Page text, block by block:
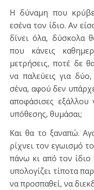
Η δύναμη που
εσένα τον ίδιο. Αν
δίνει όλα, δύσκολα
που κάνεις
μετρήσεις, ποτέ δε
να παλεύεις για
σένα, αφού δεν
αποφάσισες
υπόθεσης, θυμάσαι;
Και θα το ξαναπώ.
ρίχνει τον εγωισμό
πάνω κι από τον
υπολογίζει τίποτα
να προσπαθεί, να